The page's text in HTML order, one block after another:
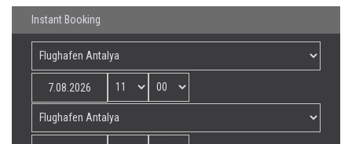
Instant Booking